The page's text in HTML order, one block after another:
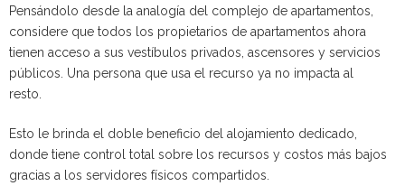
Pensándolo desde la analogía del complejo de apartamentos,
considere que todos los propietarios de apartamentos ahora
tienen acceso a sus vestíbulos privados, ascensores y servicios
públicos. Una persona que usa el recurso ya no impacta al
resto.
Esto le brinda el doble beneficio del alojamiento dedicado,
donde tiene control total sobre los recursos y costos más bajos
gracias a los servidores físicos compartidos.